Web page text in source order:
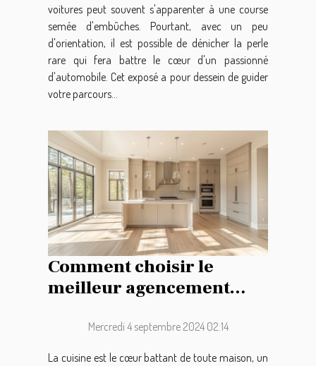
voitures peut souvent s'apparenter à une course
semée d'embûches. Pourtant, avec un peu
d'orientation, il est possible de dénicher la perle
rare qui fera battre le cœur d'un passionné
d'automobile. Cet exposé a pour dessein de guider
votre parcours...
Comment choisir le
meilleur agencement
mesureMercredi 4 septembre 2024 02:14
La cuisine est le cœur battant de toute maison, un